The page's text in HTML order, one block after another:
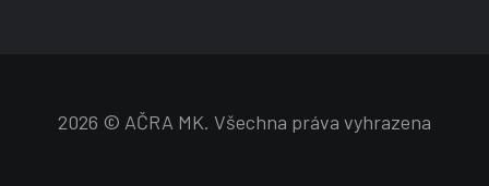
2026 © AČRA MK. Všechna práva vyhrazena